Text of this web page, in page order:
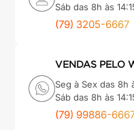
Sáb das 8h às
(79) 3205-6667
VENDAS PELO
Seg à Sex das 8h
Sáb das 8h às
(79) 99886-